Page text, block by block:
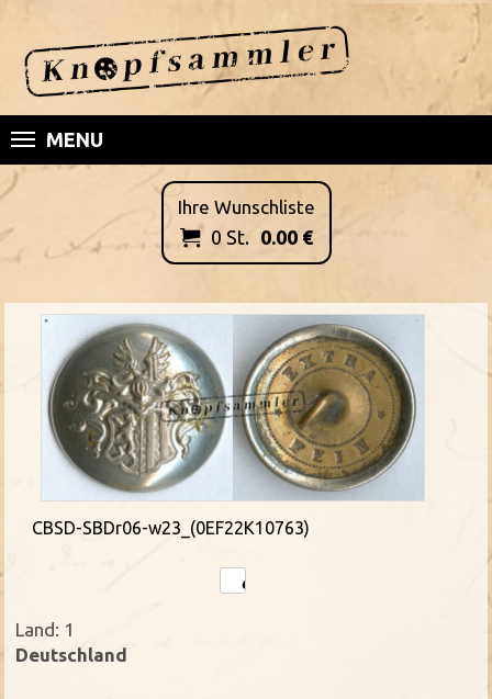
MENU
Ihre Wunschliste
 0 St. 0.00€
CBSD-SBDr06-w23_(0EF22K10763)
Land: 1
Deutschland